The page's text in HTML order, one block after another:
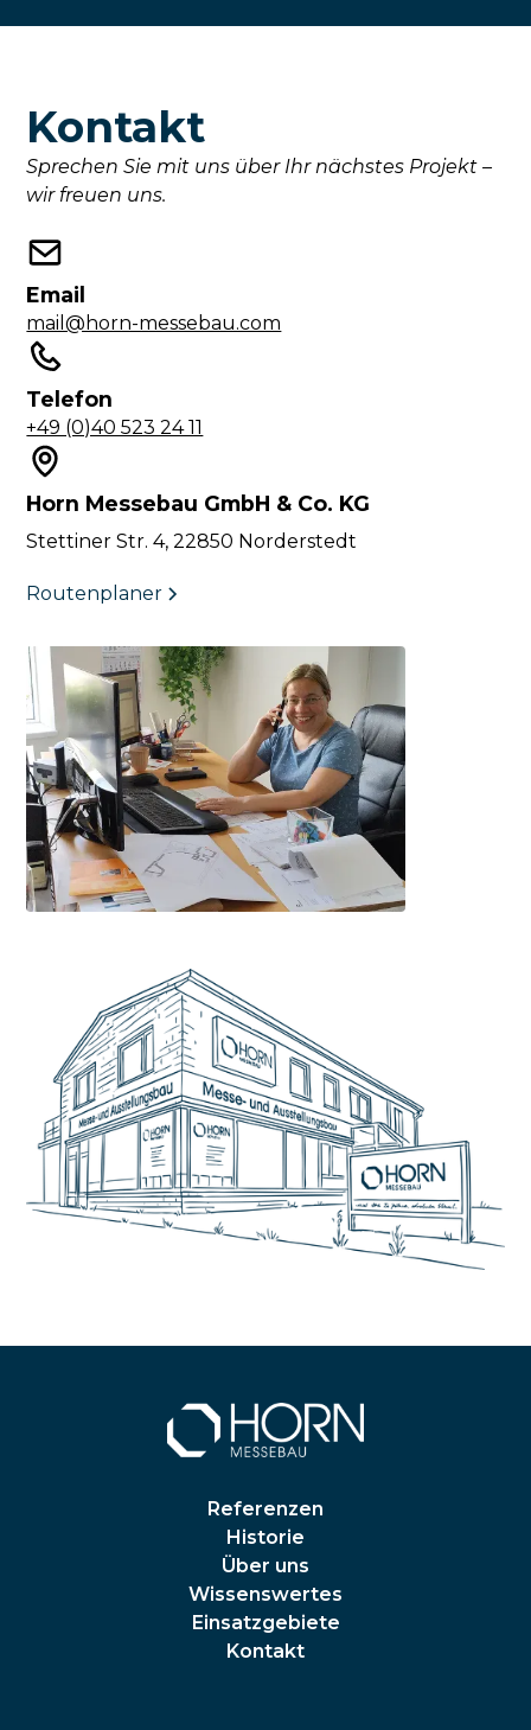
Kontakt
Sprechen Sie mit uns über Ihr nächstes Projekt –
wir freuen uns.
Email
mail@horn-messebau.com
Telefon
+49 (0)40 523 24 11
Horn Messebau GmbH & Co. KG
Stettiner Str. 4, 22850 Norderstedt
Routenplaner
Referenzen
Historie
Über uns
Wissenswertes
Einsatzgebiete
Kontakt